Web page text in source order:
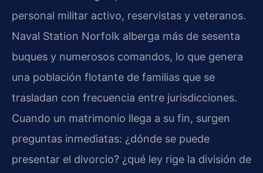
personal militar activo, reservistas y veteranos.
Naval Station Norfolk alberga más de sesenta
buques y numerosos comandos, lo que genera
una población flotante de familias que se
trasladan con frecuencia entre jurisdicciones.
Cuando un matrimonio llega a su fin, surgen
preguntas inmediatas: ¿dónde se puede
presentar el divorcio? ¿qué ley rige la división de